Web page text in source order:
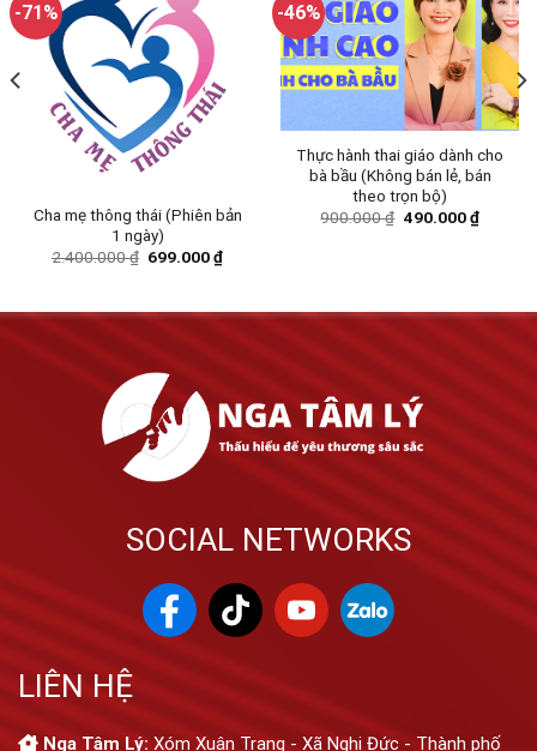
-71%
Cha mẹ thông thái (Phiên bản
1 ngày)
2.400.000₫ 699.000₫
-46%
Thực hành thai giáo dành cho
bà bầu (Không bán lẻ, bán
theo trọn bộ)
900.000₫ 490.000₫
SOCIAL NETWORKS
LIÊN HỆ
Nga Tâm Lý: Xóm Xuân Trang - Xã Nghi Đức - Thành phố